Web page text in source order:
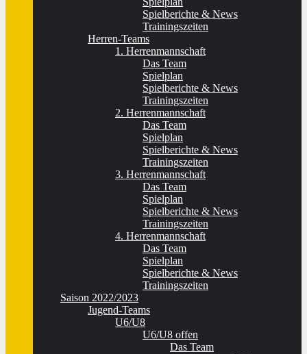
Spielberichte & News
Trainingszeiten
Herren-Teams
1. Herrenmannschaft
Das Team
Spielplan
Spielberichte & News
Trainingszeiten
2. Herrenmannschaft
Das Team
Spielplan
Spielberichte & News
Trainingszeiten
3. Herrenmannschaft
Das Team
Spielplan
Spielberichte & News
Trainingszeiten
4. Herrenmannschaft
Das Team
Spielplan
Spielberichte & News
Trainingszeiten
Saison 2022/2023
Jugend-Teams
U6/U8
U6/U8 offen
Das Team